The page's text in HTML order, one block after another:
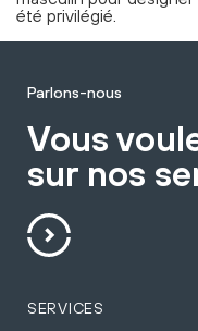
été privilégié.
Parlons-nous
Vous
sur nos
SERVICES